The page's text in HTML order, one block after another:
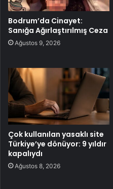
Bodrum’da Cinayet:
Sanığa Ağırlaştırılmış Ceza
Ağustos 9, 2026
Çok kullanılan yasaklı site
Türkiye’ye dönüyor: 9 yıldır
kapalıydı
Ağustos 8, 2026